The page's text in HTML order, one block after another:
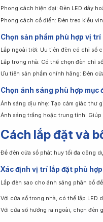
Phong cách hiện đại: Đèn LED dây
Phong cách cổ điển: Đèn treo kiểu
Chọn sản phẩm phù hợp vị trí
Lắp ngoài trời: Ưu tiên đèn có chỉ số
Lắp trong nhà: Có thể chọn đèn chỉ
Ưu tiên sản phẩm chính hãng: Đèn
Chọn ánh sáng phù hợp mục
Ánh sáng dịu nhẹ: Tạo cảm giác thư
Ánh sáng trắng hoặc trung tính:
Cách lắp đặt và
Để đèn cửa sổ phát huy tối đa công
Xác định vị trí lắp đặt phù hợp
Lắp đèn sao cho ánh sáng phân bổ
Với cửa sổ trong nhà, có thể lắp LED
Với cửa sổ hướng ra ngoài, chọn đèn